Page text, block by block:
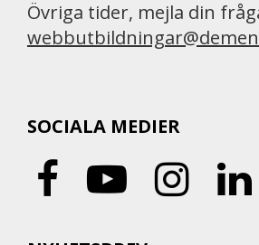
Övriga tider, mejla din
SOCIALA MEDIER